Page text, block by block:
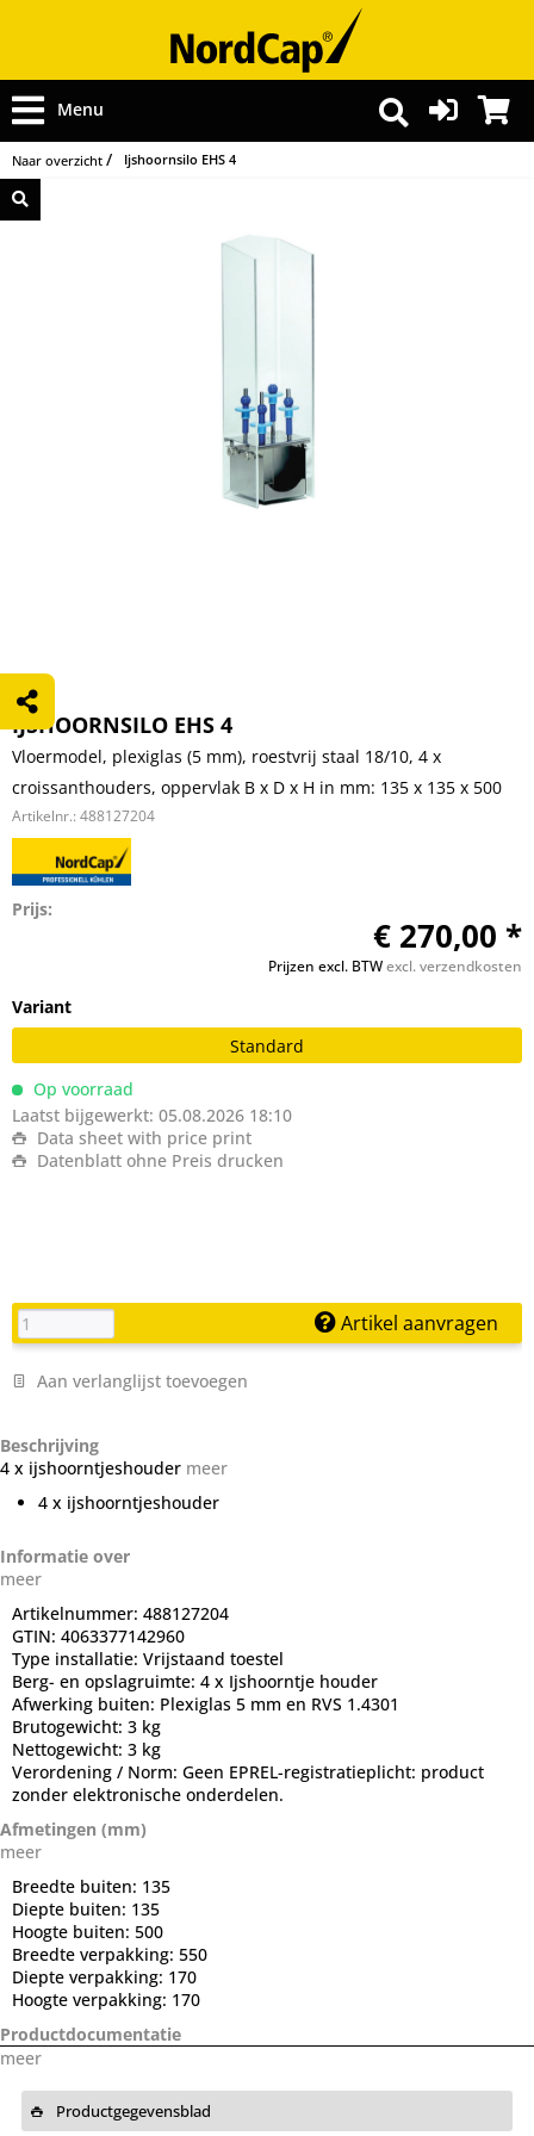
Menu
Naar overzicht Ijshoornsilo EHS 4
IJSHOORNSILO EHS 4
Vloermodel, plexiglas (5 mm), roestvrij staal 18/10, 4 x
croissanthouders, oppervlak B x D x H in mm: 135 x 135 x 500
Artikelnr.: 488127204
Prijs:
€ 270,00 *
Prijzen excl. BTWexcl. verzendkosten
Variant
Standard
Op voorraad
Laatst bijgewerkt: 05.08.2026 18:10
Data sheet with price print
Datenblatt ohne Preis drucken
Artikel aanvragen
Aan verlanglijst toevoegen
Beschrijving
4 x ijshoorntjeshouder meer
4 x ijshoorntjeshouder
Informatie over
meer
Artikelnummer: 488127204
GTIN: 4063377142960
Type installatie: Vrijstaand toestel
Berg- en opslagruimte: 4 x Ijshoorntje houder
Afwerking buiten: Plexiglas 5 mm en RVS 1.4301
Brutogewicht: 3 kg
Nettogewicht: 3 kg
Verordening / Norm: Geen EPREL-registratieplicht: product
zonder elektronische onderdelen.
Afmetingen (mm)
meer
Breedte buiten: 135
Diepte buiten: 135
Hoogte buiten: 500
Breedte verpakking: 550
Diepte verpakking: 170
Hoogte verpakking: 170
Productdocumentatie
meer
Productgegevensblad